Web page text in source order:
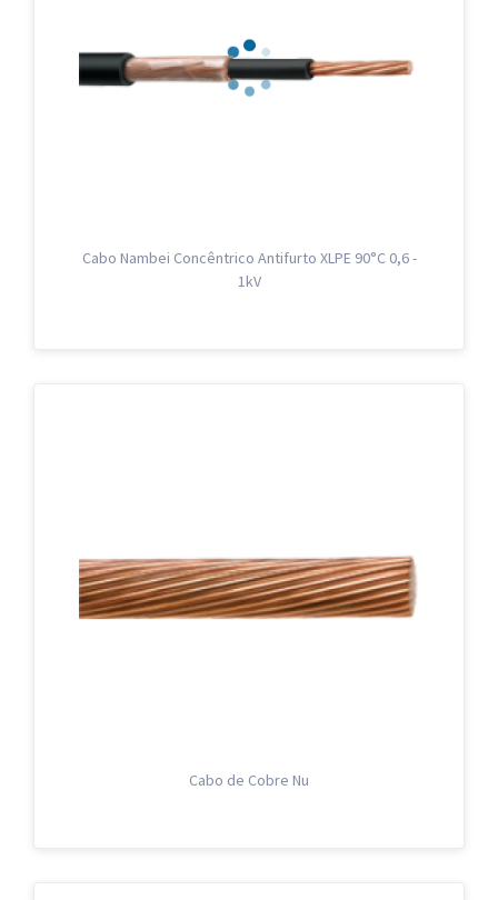
Cabo Nambei Concêntrico Antifurto XLPE 90°C 0,6 -
1kV
Cabo de Cobre Nu